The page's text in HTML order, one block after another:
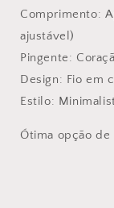
Comprimento:
ajustável)
Pingente:
Design: Fio em
Estilo:
Ótima opção de